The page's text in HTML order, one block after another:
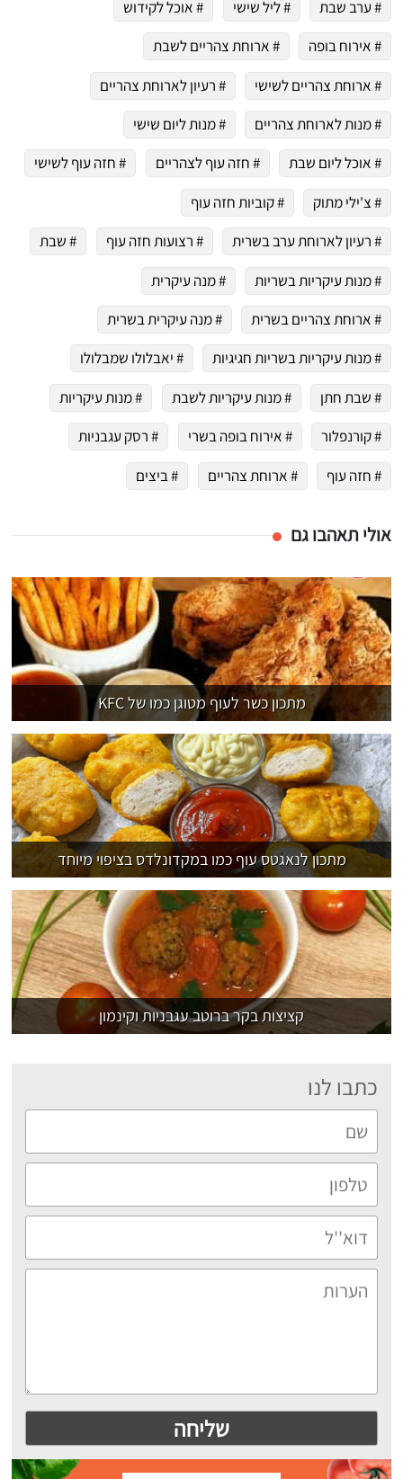
# ערב שבת # ליל שישי
# אוכל לקידוש
# אירוח בופה
# ארוחת צהריים לשבת
# ארוחת צהריים לשישי
# רעיון לארוחת צהריים
# מנות לארוחת צהריים
# מנות ליום שישי
# אוכל ליום שבת
# חזה עוף לצהריים
# חזה עוף לשישי
# צ'ילי מתוק
# קוביות חזה עוף
# רעיון לארוחת ערב בשרית
# רצועות חזה עוף
# שבת
# מנות עיקריות בשריות
# מנה עיקרית
# ארוחת צהריים בשרית
# מנה עיקרית בשרית
# מנות עיקריות בשריות חגיגיות
# יאבלולו שמבלולו
# שבת חתן
# מנות עיקריות לשבת
# מנות עיקריות
# קורנפלור
# אירוח בופה בשרי
# רסק עגבניות
# חזה עוף
# ארוחת צהריים # ביצים
אולי תאהבו גם
מתכון כשר לעוף מטוגן כמו של KFC
מתכון לנאגטס עוף כמו במקדונלדס בציפוי מיוחד
קציצות בקר ברוטב עגבניות וקינמון
כתבו לנו